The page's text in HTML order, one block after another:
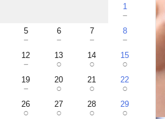
1
－
5
－
6
－
7
－
8
－
12
－
13
○
14
○
15
○
19
－
20
○
21
○
22
○
26
○
27
○
28
○
29
○